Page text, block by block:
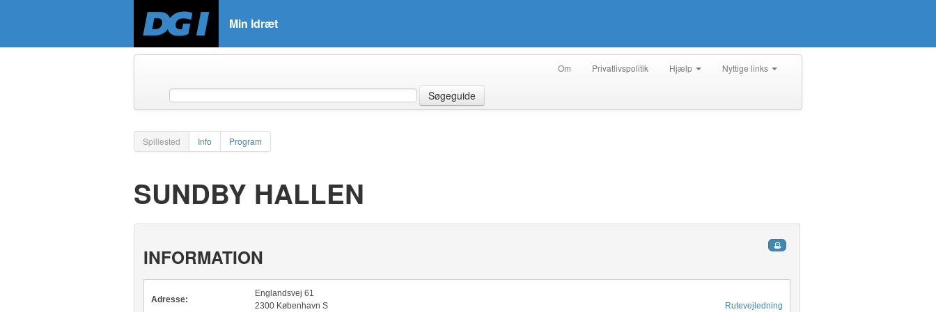
Min Idræt
Om Privatlivspolitik Hjælp Nyttige links
Søgeguide
Spillested Info Program
SUNDBY HALLEN
INFORMATION
Adresse:
Englandsvej 61
2300 København S
Rutevejledning